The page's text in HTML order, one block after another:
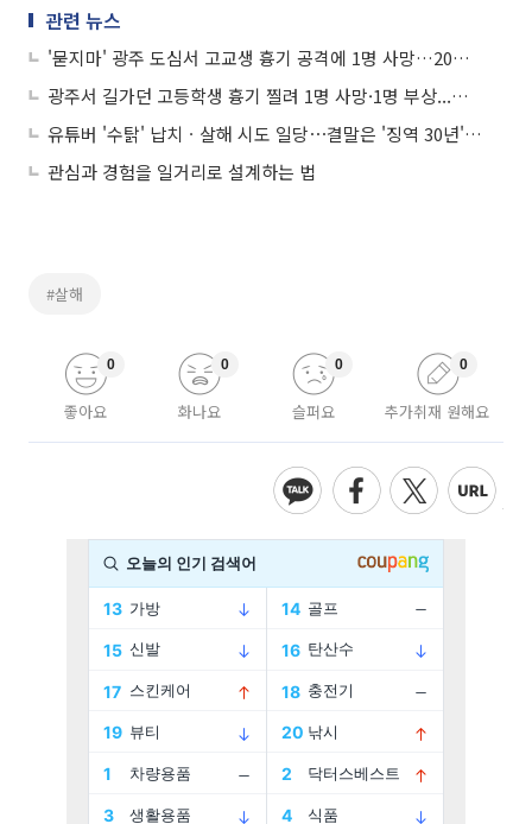
관련 뉴스
'묻지마' 광주 도심서 고교생 흉기 공격에 1명 사망…20대 남성 체포
광주서 길가던 고등학생 흉기 찔려 1명 사망·1명 부상...도주한 20대 남성 체포
유튜버 '수탉' 납치ㆍ살해 시도 일당⋯결말은 '징역 30년' 선고
관심과 경험을 일거리로 설계하는 법
#살해
좋아요
0
화나요
0
슬퍼요
0
추가취재 원해요
0